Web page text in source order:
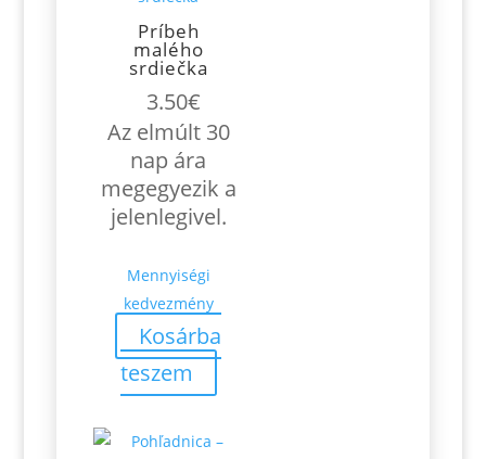
Príbeh
malého
srdiečka
3.50€
Az elmúlt 30
nap ára
megegyezik a
jelenlegivel.
Mennyiségi
kedvezmény
Kosárba
teszem